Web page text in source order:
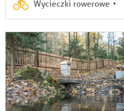
Wycieczki rowerowe •